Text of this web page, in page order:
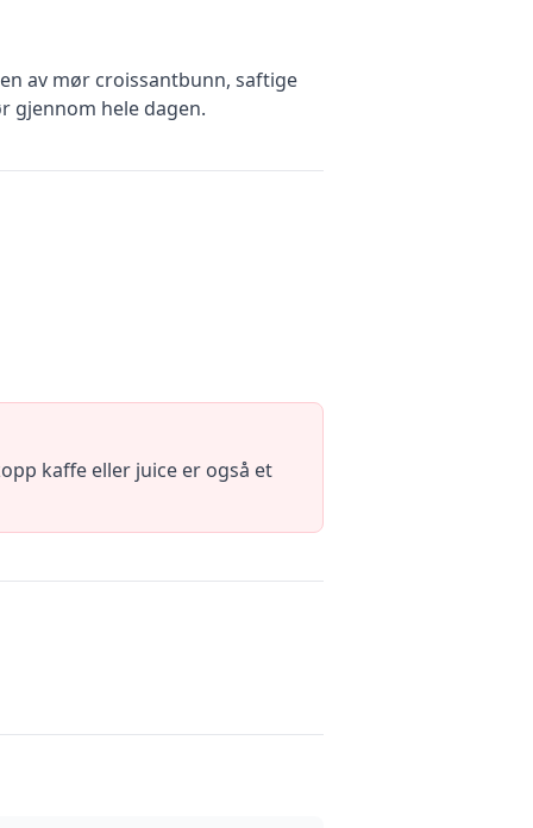
av mør croissantbunn, saftige
gjennom hele dagen.
kaffe eller juice er også et